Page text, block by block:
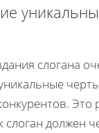
слогана
слоган должен